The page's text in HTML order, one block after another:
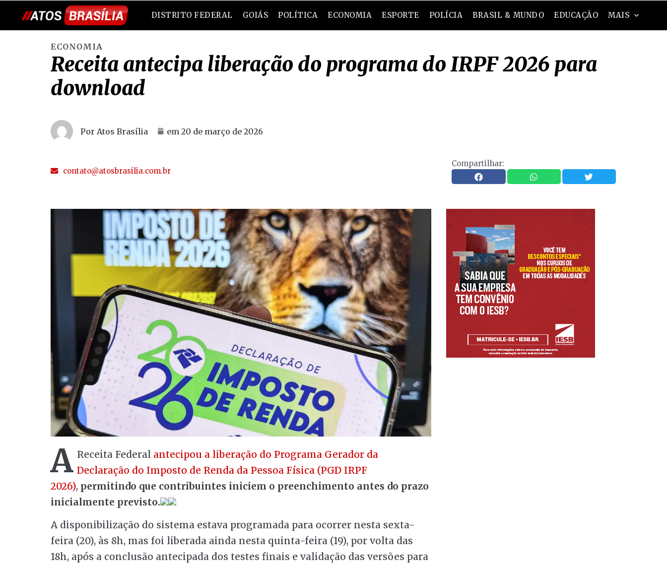
DISTRITO FEDERAL GOIÁS POLÍTICA ECONOMIA ESPORTE POLÍCIA BRASIL & MUNDO EDUCAÇÃO MAIS
ECONOMIA
Receita antecipa liberação do programa do IRPF 2026 para
download
Por Atos Brasília em 20 de março de 2026
contato@atosbrasilia.com.br
Compartilhar:
A Receita Federal antecipou a liberação do Programa Gerador da
Declaração do Imposto de Renda da Pessoa Física (PGD IRPF
2026), permitindo que contribuintes iniciem o preenchimento antes do prazo
inicialmente previsto.
A disponibilização do sistema estava programada para ocorrer nesta sexta-
feira (20), às 8h, mas foi liberada ainda nesta quinta-feira (19), por volta das
18h, após a conclusão antecipada dos testes finais e validação das versões para